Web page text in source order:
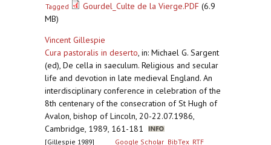
Tagged
Gourdel_Culte de la Vierge.PDF (6.9
MB)
Vincent Gillespie
Cura pastoralis in deserto, in: Michael G. Sargent
(ed), De cella in saeculum. Religious and secular
life and devotion in late medieval England. An
interdisciplinary conference in celebration of the
8th centenary of the consecration of St Hugh of
Avalon, bishop of Lincoln, 20-22.07.1986,
Cambridge, 1989, 161-181
[Gillespie 1989] Google Scholar BibTex RTF